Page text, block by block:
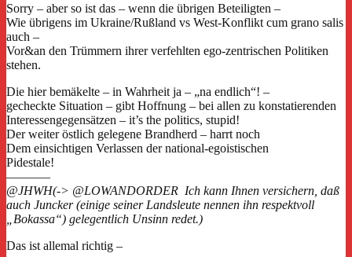
Sorry – aber so ist das – wenn die übrigen Beteiligten –
Wie übrigens im Ukraine/Rußland vs West-Konflikt cum grano salis
auch –
Vor&an den Trümmern ihrer verfehlten ego-zentrischen Politiken
stehen.
Die hier bemäkelte – in Wahrheit ja – „na endlich“! –
gecheckte Situation – gibt Hoffnung – bei allen zu konstatierenden
Interessengegensätzen – it’s the politics, stupid!
Der weiter östlich gelegene Brandherd – harrt noch
Dem einsichtigen Verlassen der national-egoistischen
Pidestale!
———–
@JHWH(-> @LOWANDORDER Ich kann Ihnen versichern, daß
auch Juncker (einige seiner Landsleute nennen ihn respektvoll
„Bokassa“) gelegentlich Unsinn redet.)
Das ist allemal richtig –